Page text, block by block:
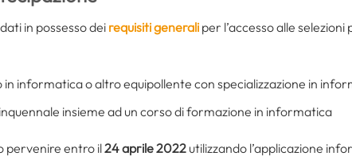
in possesso dei requisiti generali per l’accesso alle selezioni
informatica o altro equipollente con specializzazione in
insieme ad un corso di formazione in informatica
pervenire entro il24 aprile 2022 utilizzando l’applicazione